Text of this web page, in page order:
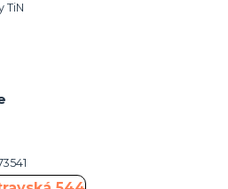
TiN